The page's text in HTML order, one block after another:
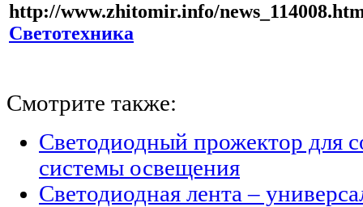
http://www.zhitomir.info/
Светотехника
Смотрите также:
Светодиодный прожектор для
системы освещения
Светодиодная лента –